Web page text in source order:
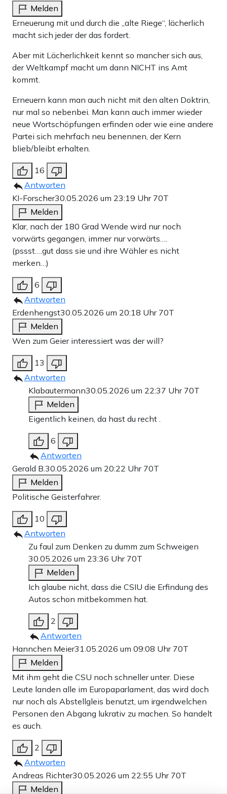
Melden
Erneuerung mit und durch die „alte Riege“, lächerlich
macht sich jeder der das fordert.
Aber mit Lächerlichkeit kennt so mancher sich aus,
der Weltkampf macht um dann NICHT ins Amt
kommt.
Erneuern kann man auch nicht mit den alten Doktrin,
nur mal so nebenbei. Man kann auch immer wieder
neue Wortschöpfungen erfinden oder wie eine andere
Partei sich mehrfach neu benennen, der Kern
blieb/bleibt erhalten.
16
Antworten
KI-Forscher30.05.2026 um 23:19 Uhr 70T
Melden
Klar, nach der 180 Grad Wende wird nur noch
vorwärts gegangen, immer nur vorwärts….
(pssst….gut dass sie und ihre Wähler es nicht
merken…)
6
Antworten
Erdenhengst30.05.2026 um 20:18 Uhr 70T
Melden
Wen zum Geier interessiert was der will?
13
Antworten
Klabautermann30.05.2026 um 22:37 Uhr 70T
Melden
Eigentlich keinen, da hast du recht .
6
Antworten
Gerald B. 30.05.2026 um 20:22 Uhr 70T
Melden
Politische Geisterfahrer.
10
Antworten
Zu faul zum Denken zu dumm zum Schweigen
30.05.2026 um 23:36 Uhr 70T
Melden
Ich glaube nicht, dass die CSIU die Erfindung des
Autos schon mitbekommen hat.
2
Antworten
Hannchen Meier31.05.2026 um 09:08 Uhr 70T
Melden
Mit ihm geht die CSU noch schneller unter. Diese
Leute landen alle im Europaparlament, das wird doch
nur noch als Abstellgleis benutzt, um irgendwelchen
Personen den Abgang lukrativ zu machen. So handelt
es auch.
2
Antworten
Andreas Richter30.05.2026 um 22:55 Uhr 70T
Melden